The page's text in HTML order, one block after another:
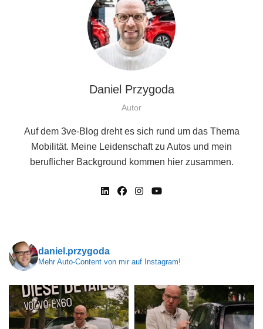
Daniel Przygoda
Autor
Auf dem 3ve-Blog dreht es sich rund um das Thema
Mobilität. Meine Leidenschaft zu Autos und mein
beruflicher Background kommen hier zusammen.
daniel.przygoda
Mehr Auto-Content von mir auf Instagram!